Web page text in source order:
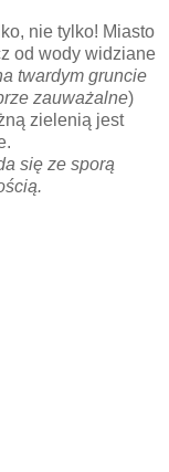
nie tylko! Miasto
od wody widziane
twardym gruncie
zauważalne)
zielenią jest
się ze sporą